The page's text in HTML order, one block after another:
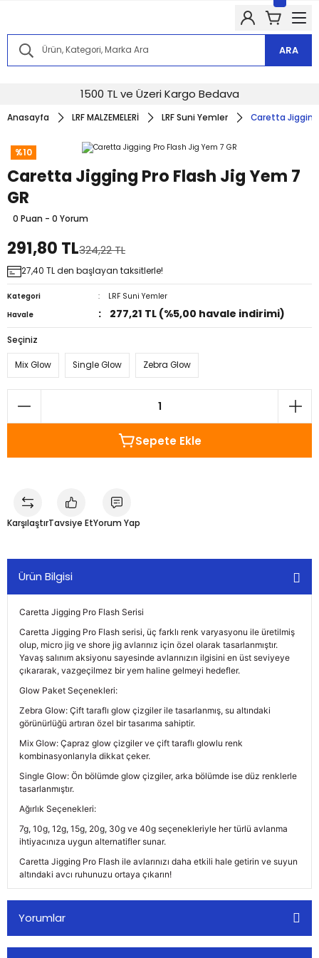
Kampanyalarımızdan haberdar olmak için @alkocav instagram
Kampanyalarımızdan haberdar olmak için @alkocav instagram
hesabımızı takip edin!
Kampanyalarımızdan haberdar olmak için @alkocav instagram
Kampanyalarımızdan haberdar olmak için @alkocav instagram
Kampanyalarımızdan haberdar olmak için @alkocav instagram
ARA
1500 TL ve Üzeri Kargo Bedava
Anasayfa LRF MALZEMELERİ LRF Suni Yemler Caretta Jigging
%10
Caretta Jigging Pro Flash Jig Yem 7
GR
0 Puan - 0 Yorum
291,80 TL324,22 TL
27,40 TL den başlayan taksitlerle!
Kategori
LRF Suni Yemler
Havale
277,21 TL (%5,00 havale indirimi)
Seçiniz
Mix Glow Single Glow Zebra Glow
Sepete Ekle
KarşılaştırTavsiye EtYorum Yap
Ürün Bilgisi
Caretta Jigging Pro Flash Serisi
Caretta Jigging Pro Flash serisi, üç farklı renk varyasyonu ile üretilmiş
olup, micro jig ve shore jig avlarınız için özel olarak tasarlanmıştır.
Yavaş salınım aksiyonu sayesinde avlarınızın ilgisini en üst seviyeye
çıkararak, vazgeçilmez bir yem haline gelmeyi hedefler.
Glow Paket Seçenekleri:
Zebra Glow: Çift taraflı glow çizgiler ile tasarlanmış, su altındaki
görünürlüğü artıran özel bir tasarıma sahiptir.
Mix Glow: Çapraz glow çizgiler ve çift taraflı glowlu renk
kombinasyonlarıyla dikkat çeker.
Single Glow: Ön bölümde glow çizgiler, arka bölümde ise düz renklerle
tasarlanmıştır.
Ağırlık Seçenekleri:
7g, 10g, 12g, 15g, 20g, 30g ve 40g seçenekleriyle her türlü avlanma
ihtiyacınıza uygun alternatifler sunar.
Caretta Jigging Pro Flash ile avlarınızı daha etkili hale getirin ve suyun
altındaki avcı ruhunuzu ortaya çıkarın!
Yorumlar